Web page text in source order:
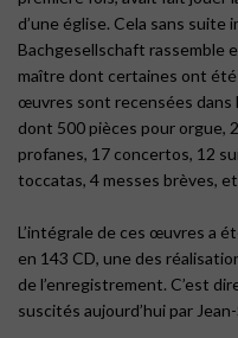
d’une église. Cela sans suite
Bachgesellschaft rassemble
maître dont certaines ont
œuvres sont recensées dans
dont 500 pièces pour orgue,
profanes, 17 concertos, 12
toccatas, 4 messes brèves,
L’intégrale de ces œuvres a
en 143 CD, une des
de l’enregistrement. C’est
suscités aujourd’hui par